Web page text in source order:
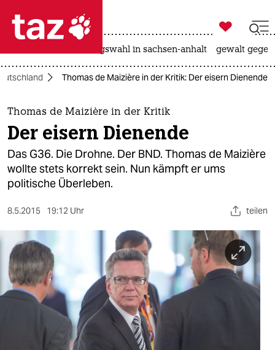
 taz zahl ich
taz zahl ich
themen
politik
öko
gesellschaft
sport
berlin
wahrheit

taz zahl ich
landtagswahl in sachsen-anhalt gewalt
Thomas de Maizière in der Kritik: Der eisern Dienende
Thomas de Maizière in der Kritik
Der eisern Dienende
Das G36. Die Drohne. Der BND. Thomas de Maizière
wollte stets korrekt sein. Nun kämpft er ums
politische Überleben.
8.5.2015 19:12 Uhr teilen